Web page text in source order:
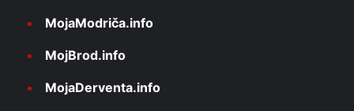
MojaModriča.info
MojBrod.info
MojaDerventa.info